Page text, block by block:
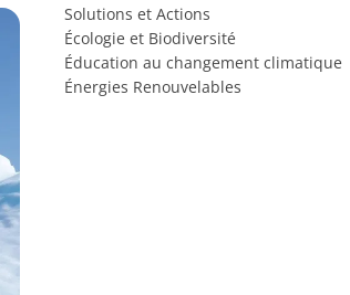
Solutions et Actions
Écologie et Biodiversité
Éducation au changement climatique
Énergies Renouvelables